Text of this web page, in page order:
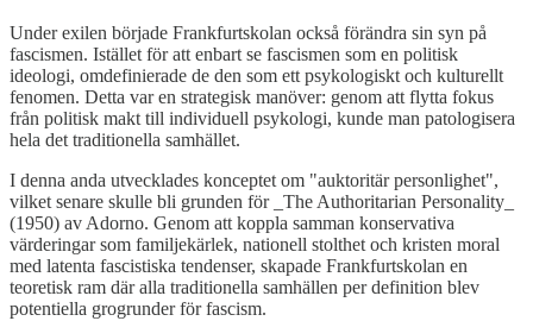
Under exilen började Frankfurtskolan också förändra sin syn på
fascismen. Istället för att enbart se fascismen som en politisk
ideologi, omdefinierade de den som ett psykologiskt och kulturellt
fenomen. Detta var en strategisk manöver: genom att flytta fokus
från politisk makt till individuell psykologi, kunde man patologisera
hela det traditionella samhället.
I denna anda utvecklades konceptet om "auktoritär personlighet",
vilket senare skulle bli grunden för _The Authoritarian Personality_
(1950) av Adorno. Genom att koppla samman konservativa
värderingar som familjekärlek, nationell stolthet och kristen moral
med latenta fascistiska tendenser, skapade Frankfurtskolan en
teoretisk ram där alla traditionella samhällen per definition blev
potentiella grogrunder för fascism.